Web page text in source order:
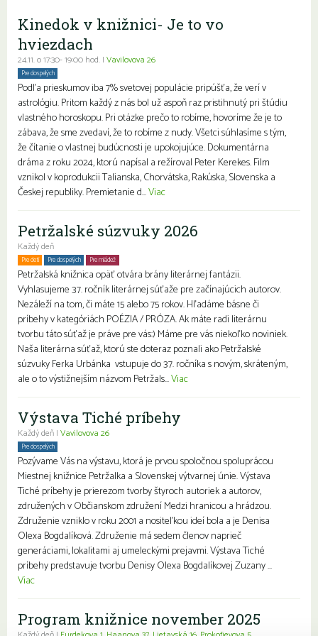
Kinedok v knižnici- Je to vo
hviezdach
24.11. o 17:30- 19:00 hod. | Vavilovova 26
Pre dospelých
Podľa prieskumov iba 7% svetovej populácie pripúšťa, že verí v
astrológiu. Pritom každý z nás bol už aspoň raz pristihnutý pri štúdiu
vlastného horoskopu. Pri otázke prečo to robíme, hovoríme že je to
zábava, že sme zvedaví, že to robíme z nudy. Všetci súhlasíme s tým,
že čítanie o vlastnej budúcnosti je upokojujúce. Dokumentárna
dráma z roku 2024, ktorú napísal a režíroval Peter Kerekes. Film
vznikol v koprodukcii Talianska, Chorvátska, Rakúska, Slovenska a
Českej republiky. Premietanie d...Viac
Petržalské súzvuky 2026
Každý deň
Pre deti Pre dospelých Pre mládež
Petržalská knižnica opäť otvára brány literárnej fantázii.
Vyhlasujeme 37. ročník literárnej súťaže pre začínajúcich autorov.
Nezáleží na tom, či máte 15 alebo 75 rokov. Hľadáme básne či
príbehy v kategóriách POÉZIA / PRÓZA. Ak máte radi literárnu
tvorbu táto súťaž je práve pre vás:) Máme pre vás niekoľko noviniek.
Naša literárna súťaž, ktorú ste doteraz poznali ako Petržalské
súzvuky Ferka Urbánka vstupuje do 37. ročníka s novým, skráteným,
ale o to výstižnejším názvom Petržals...Viac
Výstava Tiché príbehy
Každý deň | Vavilovova 26
Pre dospelých
Pozývame Vás na výstavu, ktorá je prvou spoločnou spoluprácou
Miestnej knižnice Petržalka a Slovenskej výtvarnej únie. Výstava
Tiché príbehy je prierezom tvorby štyroch autoriek a autorov,
združených v Občianskom združení Medzi hranicou a hrádzou.
Združenie vzniklo v roku 2001 a nositeľkou ideí bola a je Denisa
Olexa Bogdalíková. Združenie má sedem členov naprieč
generáciami, lokalitami aj umeleckými prejavmi. Výstava Tiché
príbehy predstavuje tvorbu Denisy Olexa Bogdalíkovej Zuzany ...
Viac
Program knižnice november 2025